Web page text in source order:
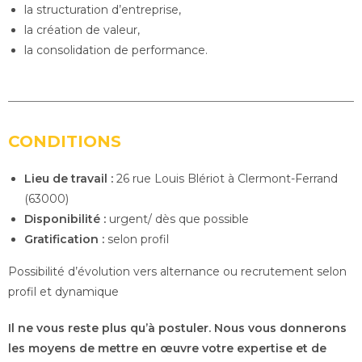
la structuration d’entreprise,
la création de valeur,
la consolidation de performance.
CONDITIONS
Lieu de travail : 26 rue Louis Blériot à Clermont-Ferrand
(63000)
Disponibilité : urgent/ dès que possible
Gratification : selon profil
Possibilité d’évolution vers alternance ou recrutement selon
profil et dynamique
Il ne vous reste plus qu’à postuler. Nous vous donnerons
les moyens de mettre en œuvre votre expertise et de